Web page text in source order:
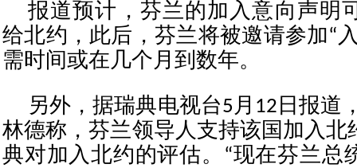
报道预计，芬兰的加入意向声明
给北约，此后，芬兰将被邀请参加“
需时间或在几个月到数年。
另外，据瑞典电视台5月12日报道
林德称，芬兰领导人支持该国加入北
典对加入北约的评估。“现在芬兰总